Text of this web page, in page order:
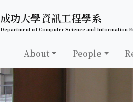
成功大學資訊工程學系
Department of Computer Science and Information
About People